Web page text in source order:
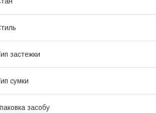
застежки
сумки
засобу